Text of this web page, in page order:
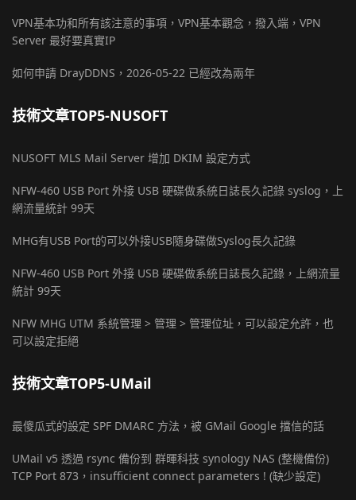
VPN基本功和所有該注意的事項，VPN基本觀念，撥入端，VPN
Server 最好要真實IP
如何申請 DrayDDNS，2026-05-22 已經改為兩年
技術文章TOP5-NUSOFT
NUSOFT MLS Mail Server 增加 DKIM 設定方式
NFW-460 USB Port 外接 USB 硬碟做系統日誌長久記錄 syslog，上
網流量統計 99天
MHG有USB Port的可以外接USB隨身碟做Syslog長久記錄
NFW-460 USB Port 外接 USB 硬碟做系統日誌長久記錄，上網流量
統計 99天
NFW MHG UTM 系統管理 > 管理 > 管理位址，可以設定允許，也
可以設定拒絕
技術文章TOP5-UMail
最傻瓜式的設定 SPF DMARC 方法，被 GMail Google 擋信的話
UMail v5 透過 rsync 備份到 群暉科技 synology NAS (整機備份)
TCP Port 873，insufficient connect parameters ! (缺少設定)